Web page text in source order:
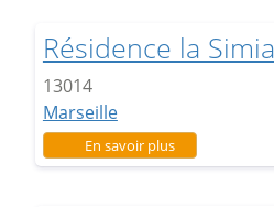
Résidence la
13014
Marseille
En savoir plussur Résidence